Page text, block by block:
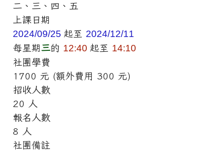
二、三、四、五
上課日期
2024/09/25 起至 2024/12/11
每星期 三的 12:40 起至 14:10
社團學費
1700 元 (額外費用 300 元)
招收人數
20 人
報名人數
8 人
社團備註